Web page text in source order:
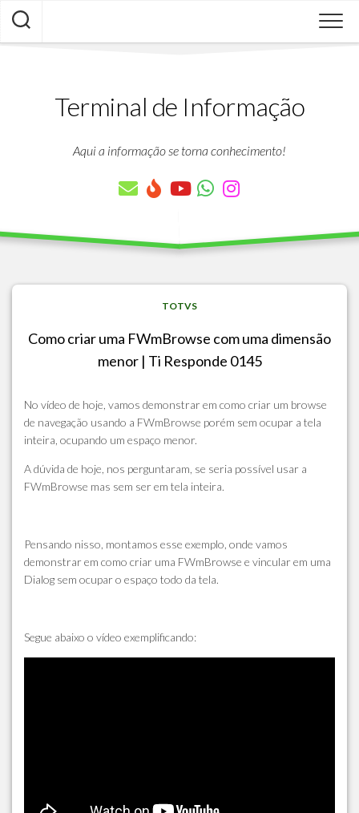
Skip
content
Terminal de Informação
Aqui a informação se torna conhecimento!
TOTVS
Como criar uma FWmBrowse com uma dimensão
menor | Ti Responde 0145
No vídeo de hoje, vamos demonstrar em como criar um browse
de navegação usando a FWmBrowse porém sem ocupar a tela
inteira, ocupando um espaço menor.
A dúvida de hoje, nos perguntaram, se seria possível usar a
FWmBrowse mas sem ser em tela inteira.
Pensando nisso, montamos esse exemplo, onde vamos
demonstrar em como criar uma FWmBrowse e vincular em uma
Dialog sem ocupar o espaço todo da tela.
Segue abaixo o vídeo exemplificando: